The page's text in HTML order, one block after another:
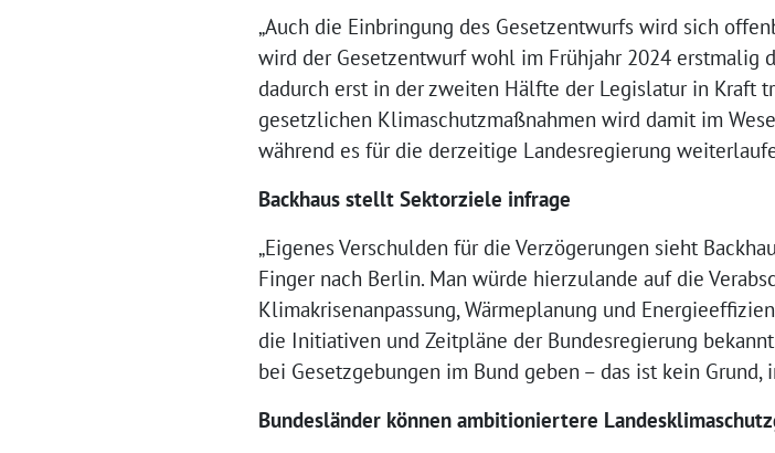
„Auch die Einbringung des Gesetzentwurfs wird sich
wird der Gesetzentwurf wohl im Frühjahr 2024 erstmalig
dadurch erst in der zweiten Hälfte der Legislatur in Kraft
gesetzlichen Klimaschutzmaßnahmen wird damit im
während es für die derzeitige Landesregierung
Backhaus stellt Sektorziele infrage
„Eigenes Verschulden für die Verzögerungen sieht
Finger nach Berlin. Man würde hierzulande auf die
Klimakrisenanpassung, Wärmeplanung und
die Initiativen und Zeitpläne der Bundesregierung
bei Gesetzgebungen im Bund geben – das ist kein Grund,
Bundesländer können ambitioniertere